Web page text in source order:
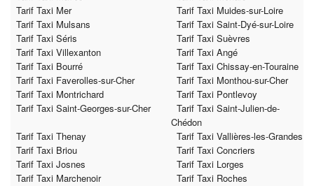
Tarif Taxi Mer
Tarif Taxi Muides-sur-Loire
Tarif Taxi Mulsans
Tarif Taxi Saint-Dyé-sur-Loire
Tarif Taxi Séris
Tarif Taxi Suèvres
Tarif Taxi Villexanton
Tarif Taxi Angé
Tarif Taxi Bourré
Tarif Taxi Chissay-en-Touraine
Tarif Taxi Faverolles-sur-Cher
Tarif Taxi Monthou-sur-Cher
Tarif Taxi Montrichard
Tarif Taxi Pontlevoy
Tarif Taxi Saint-Georges-sur-Cher
Tarif Taxi Saint-Julien-de-
Chédon
Tarif Taxi Thenay
Tarif Taxi Vallières-les-Grandes
Tarif Taxi Briou
Tarif Taxi Concriers
Tarif Taxi Josnes
Tarif Taxi Lorges
Tarif Taxi Marchenoir
Tarif Taxi Roches